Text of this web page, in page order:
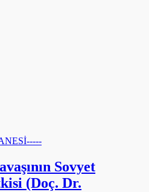
Sovyet
(Doç. Dr.